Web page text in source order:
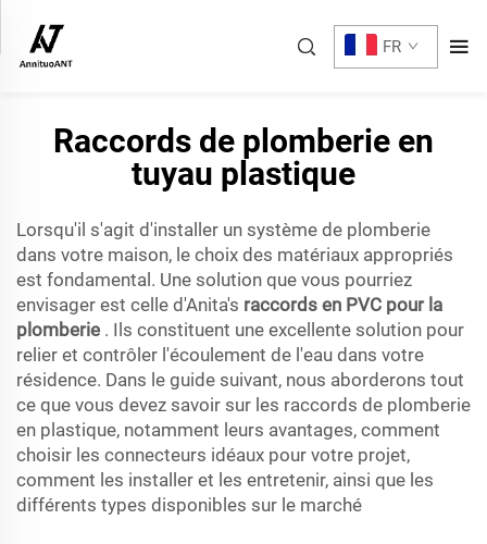
FR
Raccords de plomberie en
tuyau plastique
Lorsqu'il s'agit d'installer un système de plomberie
dans votre maison, le choix des matériaux appropriés
est fondamental. Une solution que vous pourriez
envisager est celle d'Anita's raccords en PVC pour la
plomberie . Ils constituent une excellente solution pour
relier et contrôler l'écoulement de l'eau dans votre
résidence. Dans le guide suivant, nous aborderons tout
ce que vous devez savoir sur les raccords de plomberie
en plastique, notamment leurs avantages, comment
choisir les connecteurs idéaux pour votre projet,
comment les installer et les entretenir, ainsi que les
différents types disponibles sur le marché